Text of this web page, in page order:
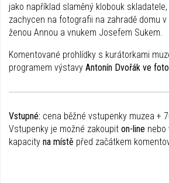
jako například slaměný klobouk
zachycen na fotografii na zahradě domu
ženou Annou a vnukem Josefem Sukem.
Komentované prohlídky s kurátorkami
programem výstavy Antonín Dvořák ve
Vstupné: cena běžné vstupenky muzea +
Vstupenky je možné zakoupit on-line nebo
kapacity na místě před začátkem